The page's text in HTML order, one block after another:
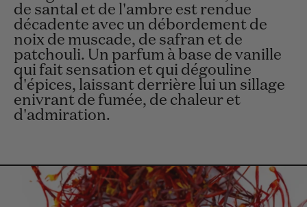
de santal et de l'ambre est rendue
décadente avec un débordement de
noix de muscade, de safran et de
patchouli. Un parfum à base de vanille
qui fait sensation et qui dégouline
d'épices, laissant derrière lui un sillage
enivrant de fumée, de chaleur et
d'admiration.